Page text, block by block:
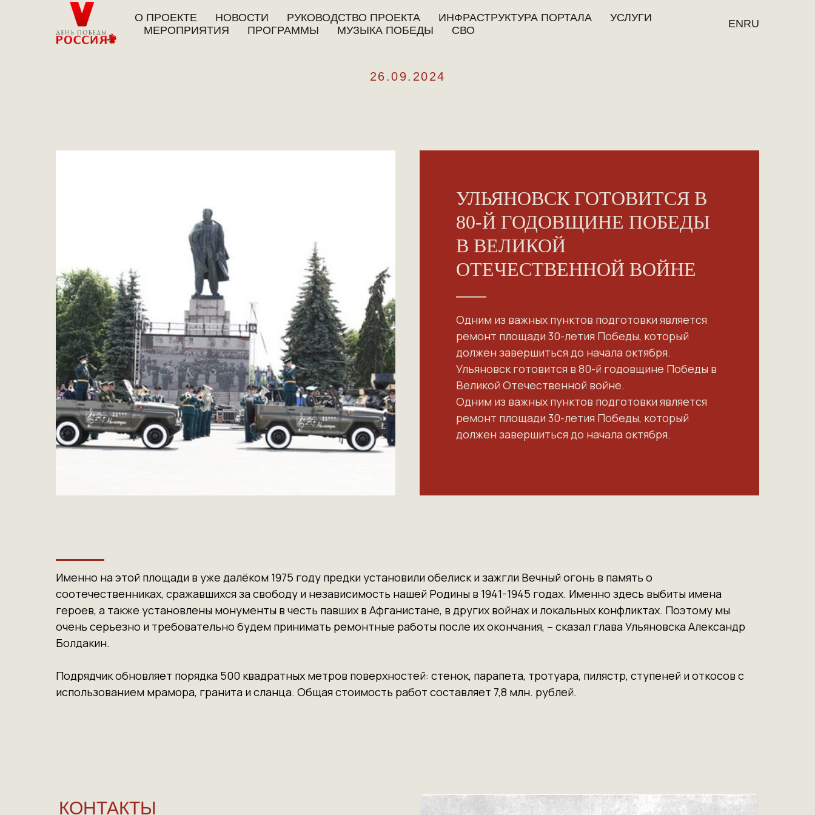
О ПРОЕКТЕ НОВОСТИ РУКОВОДСТВО ПРОЕКТА ИНФРАСТРУКТУРА ПОРТАЛА
УСЛУГИ
МЕРОПРИЯТИЯ
ПРОГРАММЫ МУЗЫКА ПОБЕДЫ СВО
ENRU
26.09.2024
УЛЬЯНОВСК ГОТОВИТСЯ В
80-Й ГОДОВЩИНЕ ПОБЕДЫ
В ВЕЛИКОЙ
ОТЕЧЕСТВЕННОЙ ВОЙНЕ
Одним из важных пунктов подготовки является
ремонт площади 30-летия Победы, который
должен завершиться до начала октября.
Ульяновск готовится в 80-й годовщине Победы в
Великой Отечественной войне.
Одним из важных пунктов подготовки является
ремонт площади 30-летия Победы, который
должен завершиться до начала октября.
Именно на этой площади в уже далёком 1975 году предки установили обелиск и зажгли Вечный огонь в память о
соотечественниках, сражавшихся за свободу и независимость нашей Родины в 1941-1945 годах. Именно здесь выбиты имена
героев, а также установлены монументы в честь павших в Афганистане, в других войнах и локальных конфликтах. Поэтому мы
очень серьезно и требовательно будем принимать ремонтные работы после их окончания, – сказал глава Ульяновска Александр
Болдакин.
Подрядчик обновляет порядка 500 квадратных метров поверхностей: стенок, парапета, тротуара, пилястр, ступеней и откосов с
использованием мрамора, гранита и сланца. Общая стоимость работ составляет 7,8 млн. рублей.
КОНТАКТЫ